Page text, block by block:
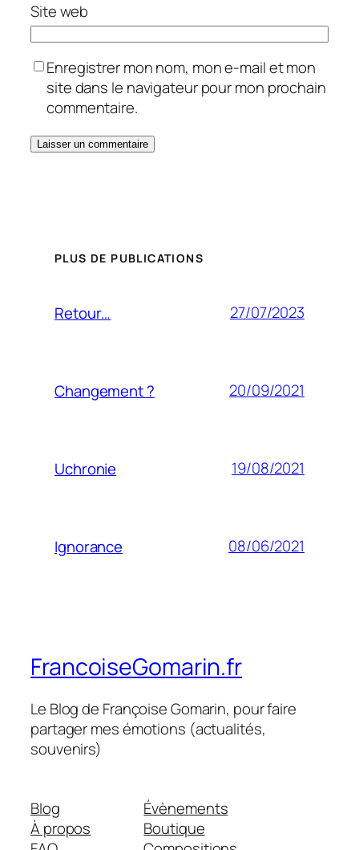
Site web
Enregistrer mon nom, mon e-mail et mon
site dans le navigateur pour mon prochain
commentaire.
PLUS DE PUBLICATIONS
Retour… 27/07/2023
Changement ? 20/09/2021
Uchronie 19/08/2021
Ignorance 08/06/2021
FrancoiseGomarin.fr
Le Blog de Françoise Gomarin, pour faire
partager mes émotions (actualités,
souvenirs)
Blog
À propos
Évènements
Boutique